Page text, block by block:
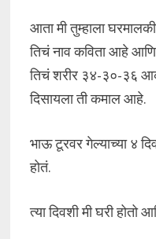
आता मी तुम्हाला
तिचं नाव कविता आहे
तिचं शरीर ३४-३०-३६
दिसायला ती कमाल आहे.
भाऊ टूरवर गेल्याच्या ४
होतं.
त्या दिवशी मी घरी होतो